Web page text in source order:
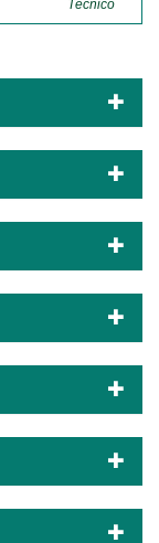
Técnico